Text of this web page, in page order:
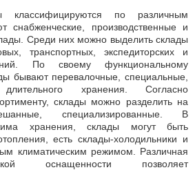
классифицируются по различным
снабженческие, производственные и
Среди них можно выделить склады
транспортных, экспедиторских и
По своему функциональному
бывают перевалочные, специальные,
длительного хранения. Согласно
склады можно разделить на
специализированные. В
хранения, склады могут быть
есть склады-холодильники и
климатическим режимом. Различная
оснащенности позволяет